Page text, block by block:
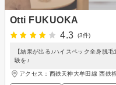
Otti FUKUOKA
4.3
(3件)
【結果が出る♪ハイスペック全身脱
験を♪
アクセス：西鉄天神大牟田線 西鉄